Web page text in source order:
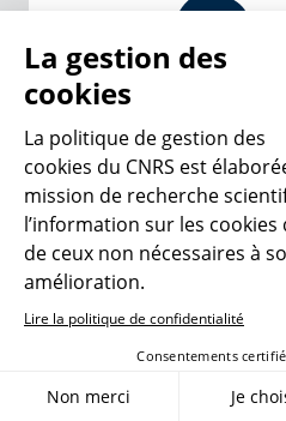
Créer un compte
La gestion des
cookies
La politique de gestion des
cookies du CNRS est
mission de recherche
l’information sur les
de ceux non nécessaires à
amélioration.
Lire la politique de confidentialité
Consentements
Non merci Je